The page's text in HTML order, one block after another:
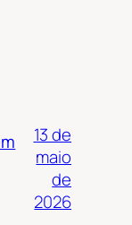
13 de
maio
de
2026